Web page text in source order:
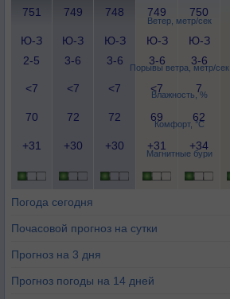
Ветер, метр/сек
Порывы ветра, метр/сек
Влажность, %
Комфорт, °C
Магнитные бури
751 749 748 749 750
Ю-З
2-5
Ю-З
3-6
Ю-З
3-6
Ю-З
3-6
Ю-З
3-6
<7 <7 <7 <7 7
70 72 72 69 62
+31 +30 +30 +31 +34
Погода сегодня
Почасовой прогноз на сутки
Прогноз на 3 дня
Прогноз погоды на 14 дней